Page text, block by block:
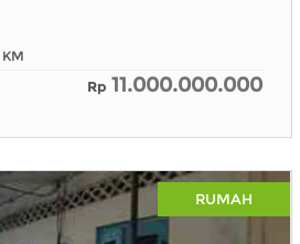
KM
Rp 11.000.000.000
RUMAH